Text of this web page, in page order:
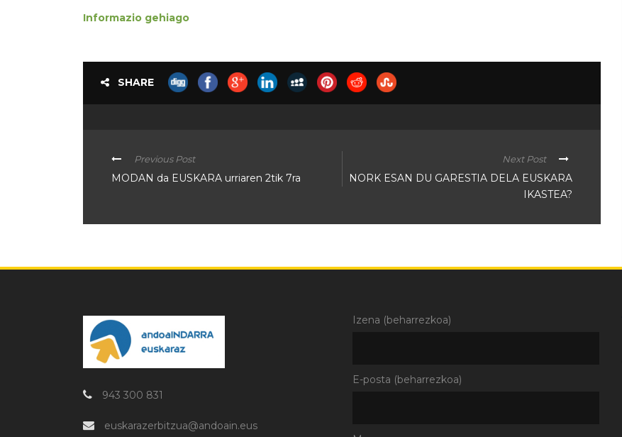
Informazio gehiago
SHARE
Previous Post
MODAN da EUSKARA urriaren 2tik 7ra
Next Post
NORK ESAN DU GARESTIA DELA EUSKARA
IKASTEA?
943 300 831
euskarazerbitzua@andoain.eus
Izena (beharrezkoa)
E-posta (beharrezkoa)